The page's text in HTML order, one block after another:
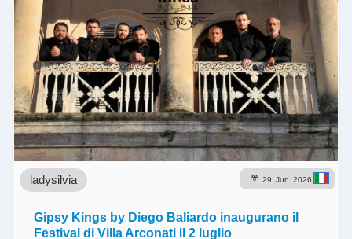
29 Jun 2026
ladysilvia
Gipsy Kings by Diego Baliardo inaugurano il
Festival di Villa Arconati il 2 luglio